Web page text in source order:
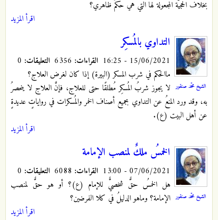
بخلاف الحجيَّة المجعولة لها التي هي حكمٌ ظاهري؟
اقرأ المزيد
الشيخ محمّد صنقور
التداوي بالمُسكِر
15/06/2021 - 16:25 القراءات: التعليقات:
ماالحكم في شرب المسكر (البيرة) إذا كان لغرض العلاج؟
لا يجوز شربُ المُسكِر مُطلقًا حتى للعلاج، فإنَّ العلاج لا ينحصرُ
به، وقد ورد المنعُ عن التداوي بجميع أصناف الخمر والمُسكرات في رواياتٍ عديدةٍ
عن أهل البيت (ع).
اقرأ المزيد
الشيخ محمّد صنقور
الخمسُ ملكٌ لمنصب الإمامة
07/06/2021 - 13:00 القراءات: التعليقات:
هل الخمسُ حقٌّ شخصيٌّ للإمام (ع)؟ أو هو حقٌّ لمنصب
الإمامة؟ وماهو الدليلُ في كلا الفرضين؟
اقرأ المزيد